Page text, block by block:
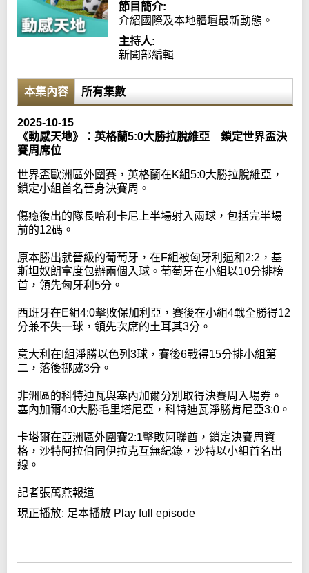
節目簡介:
介紹國際及本地體壇最新動態。
主持人:
新聞部編輯
本集內容 所有集數
2025-10-15
《動感天地》：英格蘭5:0大勝拉脫維亞 鎖定世界盃決
賽周席位
世界盃歐洲區外圍賽，英格蘭在K組5:0大勝拉脫維亞，
鎖定小組首名晉身決賽周。
傷癒復出的隊長哈利卡尼上半場射入兩球，包括完半場
前的12碼。
原本勝出就晉級的葡萄牙，在F組被匈牙利逼和2:2，基
斯坦奴朗拿度包辦兩個入球。葡萄牙在小組以10分排榜
首，領先匈牙利5分。
西班牙在E組4:0擊敗保加利亞，賽後在小組4戰全勝得12
分兼不失一球，領先次席的土耳其3分。
意大利在I組淨勝以色列3球，賽後6戰得15分排小組第
二，落後挪威3分。
非洲區的科特迪瓦與塞內加爾分別取得決賽周入場券。
塞內加爾4:0大勝毛里塔尼亞，科特迪瓦淨勝肯尼亞3:0。
卡塔爾在亞洲區外圍賽2:1擊敗阿聯酋，鎖定決賽周資
格，沙特阿拉伯同伊拉克互無紀錄，沙特以小組首名出
線。
記者張萬燕報道
現正播放: 足本播放 Play full episode